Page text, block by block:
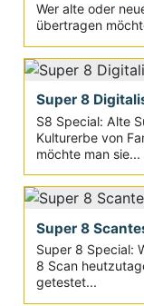
Wer alte oder
übertragen
Super 8
S8 Special: Alte
Kulturerbe von
möchte man sie...
Super 8
Super 8 Special:
8 Scan
getestet...